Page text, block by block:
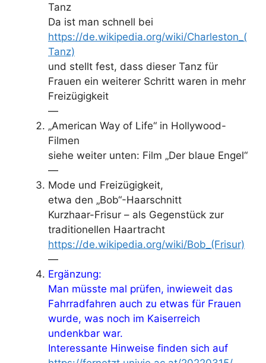
Tanz
Da ist man schnell bei
https://de.wikipedia.org/wiki/Charleston_(
Tanz)
und stellt fest, dass dieser Tanz für
Frauen ein weiterer Schritt waren in mehr
Freizügigkeit
—
„American Way of Life“ in Hollywood-
Filmen
siehe weiter unten: Film „Der blaue Engel“
—
Mode und Freizügigkeit,
etwa den „Bob“-Haarschnitt
Kurzhaar-Frisur – als Gegenstück zur
traditionellen Haartracht
https://de.wikipedia.org/wiki/Bob_(Frisur)
—
Ergänzung:
Man müsste mal prüfen, inwieweit das
Fahrradfahren auch zu etwas für Frauen
wurde, was noch im Kaiserreich
undenkbar war.
Interessante Hinweise finden sich auf